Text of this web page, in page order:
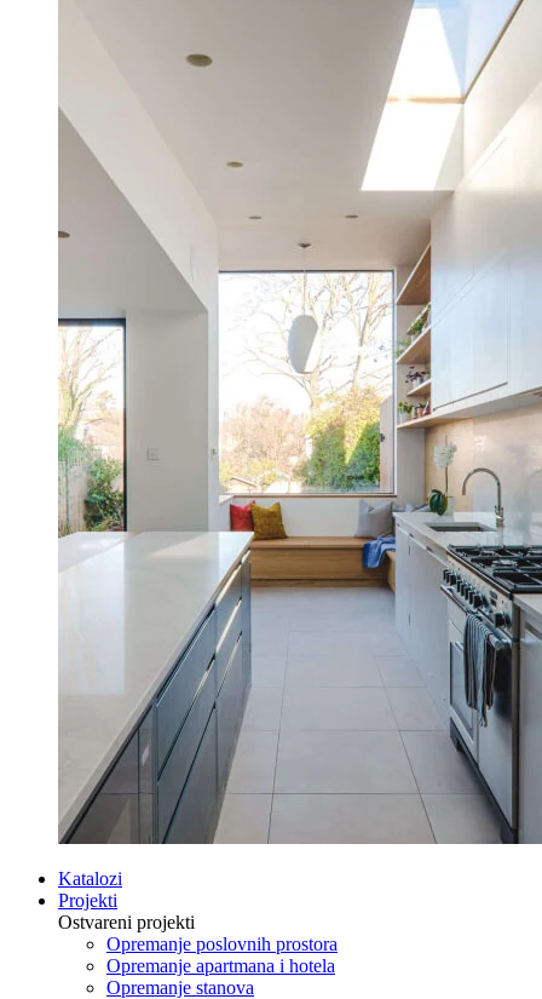
Katalozi
Projekti
Ostvareni projekti
Opremanje poslovnih prostora
Opremanje apartmana i hotela
Opremanje stanova